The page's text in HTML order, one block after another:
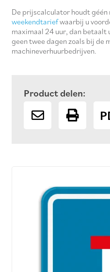
De prijscalculator houdt géén
weekendtariefwaarbij u
maximaal 24 uur, dan betaalt
geen twee dagen zoals bij de
machineverhuurbedrijven.
Product delen: